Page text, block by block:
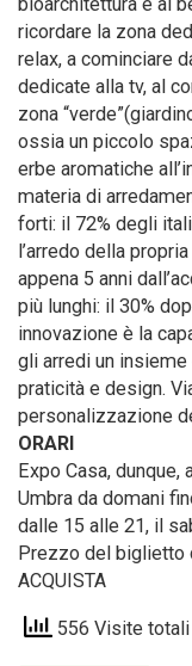
ricordare la zona
relax, a cominciare
dedicate alla tv, al
zona
ossia un piccolo
erbe aromatiche
materia di
forti: il 72% degli
l’arredo della
appena 5 anni
più lunghi: il 30%
innovazione è la
gli arredi un
praticità e design.
personalizzazione
ORARI
Expo Casa,
Umbra da domani
dalle 15 alle 21, il
Prezzo del biglietto
ACQUISTA
556 Visite totali